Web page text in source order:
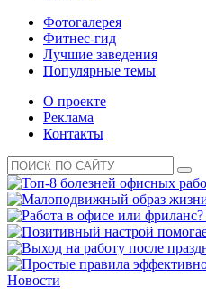
Фотогалерея
Фитнес-гид
Лучшие заведения
Популярные темы
О проекте
Реклама
Контакты
Новости